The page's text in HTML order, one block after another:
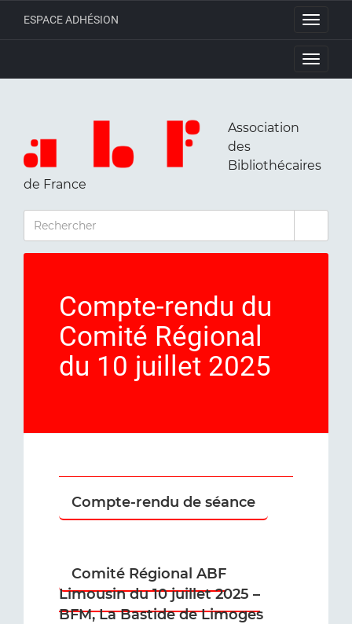
Toggle
ESPACE ADHÉSION
Toggle
Association
des
Bibliothécaires
de France
RECHERCHER
Compte-rendu du
Comité Régional
du 10 juillet 2025
Compte-rendu de séance
Comité Régional ABF
Limousin du 10 juillet 2025 –
BFM, La Bastide de Limoges